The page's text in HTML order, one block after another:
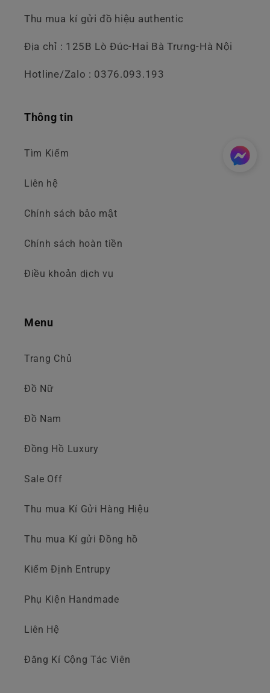
Thu mua kí gửi đồ hiệu authentic
Địa chỉ : 125B Lò Đúc-Hai Bà Trưng-Hà Nội
Hotline/Zalo : 0376.093.193
Thông tin
Tìm Kiếm
Liên hệ
Chính sách bảo mật
Chính sách hoàn tiền
Điều khoản dịch vụ
Menu
Trang Chủ
Đồ Nữ
Đồ Nam
Đồng Hồ Luxury
Sale Off
Thu mua Kí Gửi Hàng Hiệu
Thu mua Kí gửi Đồng hồ
Kiểm Định Entrupy
Phụ Kiện Handmade
Liên Hệ
Đăng Kí Cộng Tác Viên